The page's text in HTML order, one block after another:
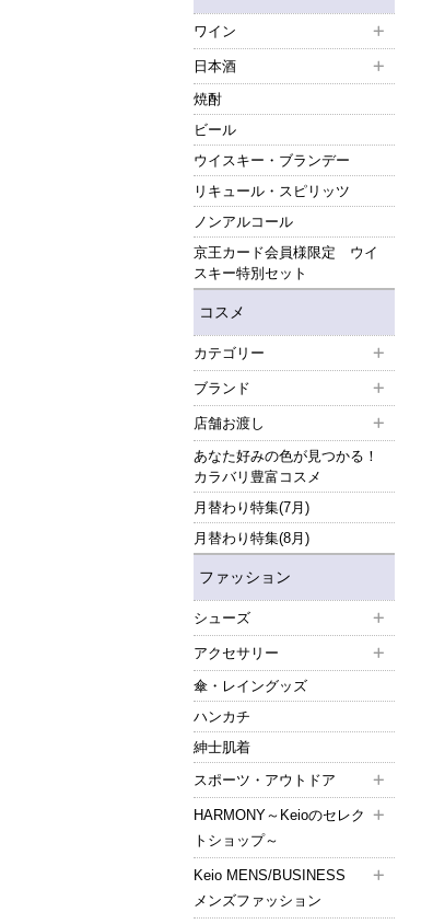
ワイン
日本酒
焼酎
ビール
ウイスキー・ブランデー
リキュール・スピリッツ
ノンアルコール
京王カード会員様限定 ウイ
スキー特別セット
コスメ
カテゴリー
ブランド
店舗お渡し
あなた好みの色が見つかる！
カラバリ豊富コスメ
月替わり特集(7月)
月替わり特集(8月)
ファッション
シューズ
アクセサリー
傘・レイングッズ
ハンカチ
紳士肌着
スポーツ・アウトドア
HARMONY～Keioのセレク
トショップ～
Keio MENS/BUSINESS
メンズファッション